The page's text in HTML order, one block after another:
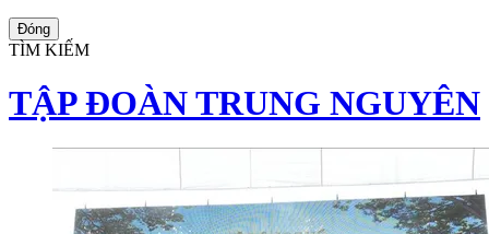
Đóng
TÌM KIẾM
TẬP ĐOÀN TRUNG NGUYÊN